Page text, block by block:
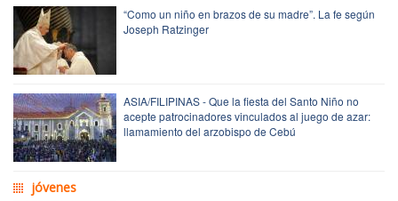
“Como un niño en brazos de su madre”. La fe según
Joseph Ratzinger
ASIA/FILIPINAS - Que la fiesta del Santo Niño no
acepte patrocinadores vinculados al juego de azar:
llamamiento del arzobispo de Cebú
jóvenes